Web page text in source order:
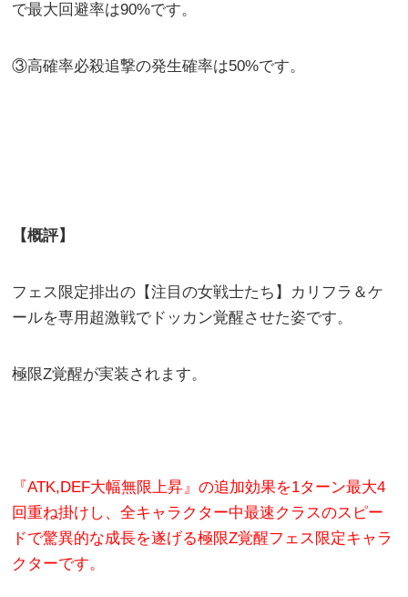
で最大回避率は90%です。
③高確率必殺追撃の発生確率は50%です。
【概評】
フェス限定排出の【注目の女戦士たち】カリフラ＆ケ
ールを専用超激戦でドッカン覚醒させた姿です。
極限Z覚醒が実装されます。
『ATK,DEF大幅無限上昇』の追加効果を1ターン最大4
回重ね掛けし、全キャラクター中最速クラスのスピー
ドで驚異的な成長を遂げる極限Z覚醒フェス限定キャラ
クターです。